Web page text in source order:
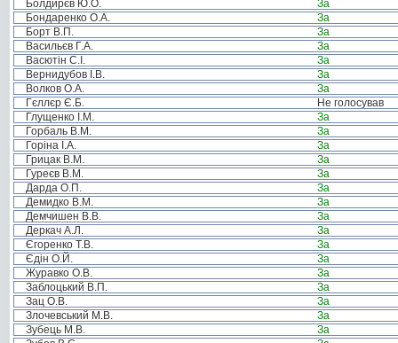
Болдирєв Ю.О.
За
Бондаренко О.А.
За
Борт В.П.
За
Васильєв Г.А.
За
Васютін С.І.
За
Вернидубов І.В.
За
Волков О.А.
За
Гєллєр Є.Б.
Не голосував
Глущенко І.М.
За
Горбаль В.М.
За
Горіна І.А.
За
Грицак В.М.
За
Гуреєв В.М.
За
Дарда О.П.
За
Демидко В.М.
За
Демчишен В.В.
За
Деркач А.Л.
За
Єгоренко Т.В.
За
Єдін О.Й.
За
Журавко О.В.
За
Заблоцький В.П.
За
Зац О.В.
За
Злочевський М.В.
За
Зубець М.В.
За